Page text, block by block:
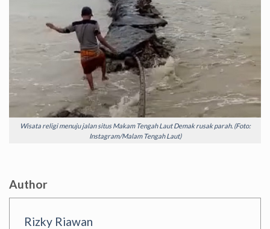
Wisata religi menuju jalan situs Makam Tengah Laut Demak rusak parah. (Foto:
Instagram/Malam Tengah Laut)
Author
Rizky Riawan